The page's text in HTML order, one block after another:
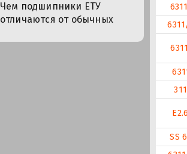
Чем подшипники ЕТУ
отличаются от обычных
SS